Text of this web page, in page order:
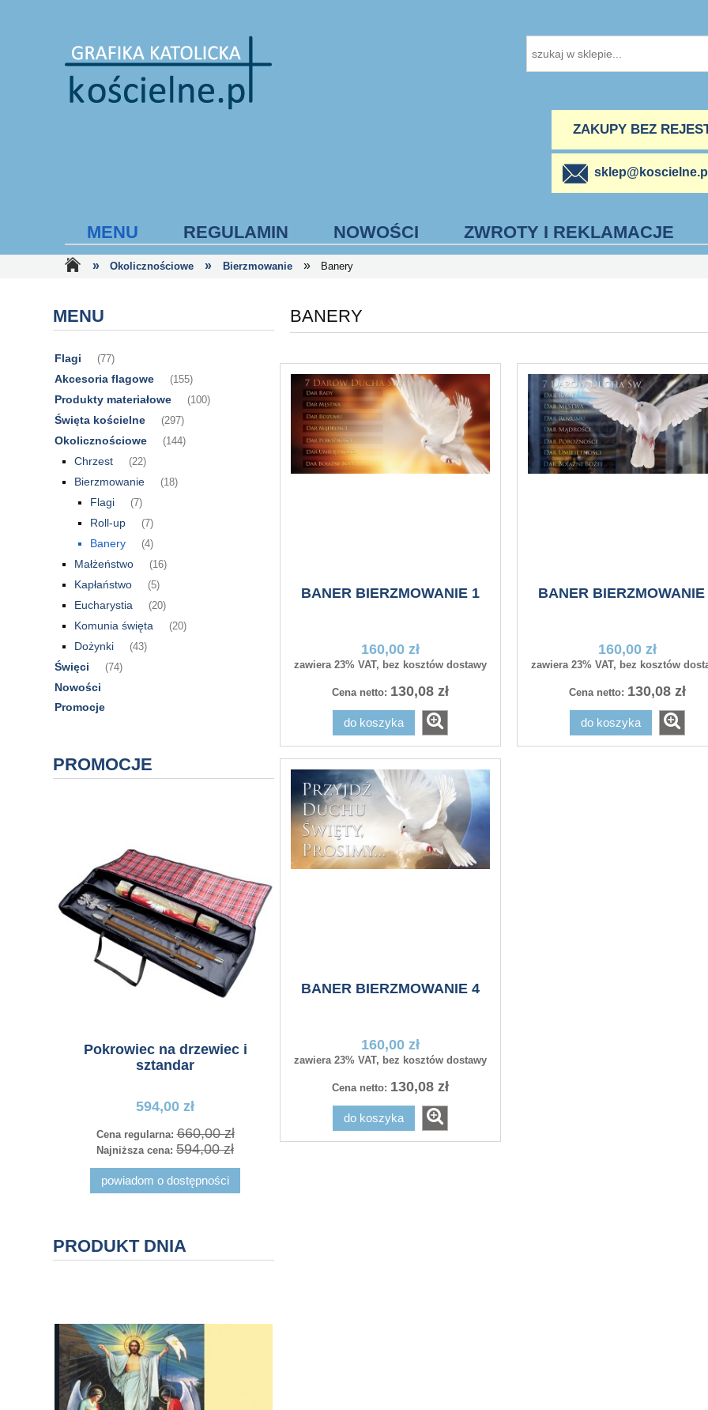
ZAKUPY BEZ
sklep@koscielne.pl
MENU REGULAMIN NOWOŚCI ZWROTY I REKLAMACJE
FORMY PŁATNOŚCI
» Okolicznościowe » Bierzmowanie » Banery
MENU
Flagi (77)
Akcesoria flagowe (155)
Produkty materiałowe (100)
Święta kościelne (297)
Okolicznościowe (144)
Chrzest (22)
Bierzmowanie (18)
Flagi (7)
Roll-up (7)
Banery (4)
Małżeństwo (16)
Kapłaństwo (5)
Eucharystia (20)
Komunia święta (20)
Dożynki (43)
Święci (74)
Nowości
Promocje
PROMOCJE
Pokrowiec na drzewiec i
sztandar
594,00 zł
Cena regularna:660,00 zł
Najniższa cena: 594,00 zł
powiadom o dostępności
Flaga maryjna ZSZYWANA
25,50 zł
Cena regularna:30,00 zł
PRODUKT DNIA
BANERY
BANER BIERZMOWANIE 1
160,00 zł
zawiera 23% VAT, bez kosztów dostawy
Cena netto: 130,08 zł
do koszyka
BANER BIERZMOWANIE
160,00 zł
zawiera 23% VAT, bez kosztów
Cena netto: 130,08 zł
do koszyka
BANER BIERZMOWANIE 4
160,00 zł
zawiera 23% VAT, bez kosztów dostawy
Cena netto: 130,08 zł
do koszyka